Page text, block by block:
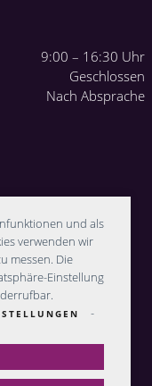
und als
verwenden wir
messen. Die
Einstellung
-
9:00 – 16:30 Uhr
Geschlossen
Nach Absprache